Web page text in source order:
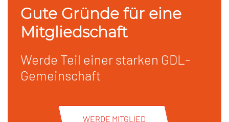
Gute Gründe für eine
Mitgliedschaft
Werde Teil einer starken GDL-
Gemeinschaft
WERDE MITGLIED